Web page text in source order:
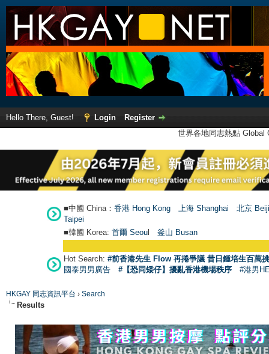
Hello There, Guest! Login
Register
世界各地同志熱點
■中國 China： 香港 Hong Kong 上海 Shanghai
北京
Taipei
■韓國 Korea: 首爾 Seoul 釜山 Busan
Hot Search: #前香港先生 Flow 再捲爭議 昔日鍾培生百萬
國泰男男廣告
#【恐同矮仔】擾亂香港機場秩序 #港男
HKGAY 同志資訊平台 › Search
Results